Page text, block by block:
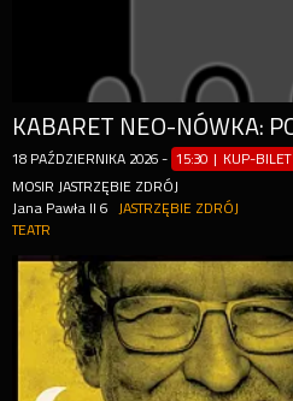
18 PAŹDZIERNIKA 2026 - 15:30 | KUP-BILET
MOSIR JASTRZĘBIE ZDRÓJ
Jana Pawła II 6
JASTRZĘBIE ZDRÓJ
TEATR